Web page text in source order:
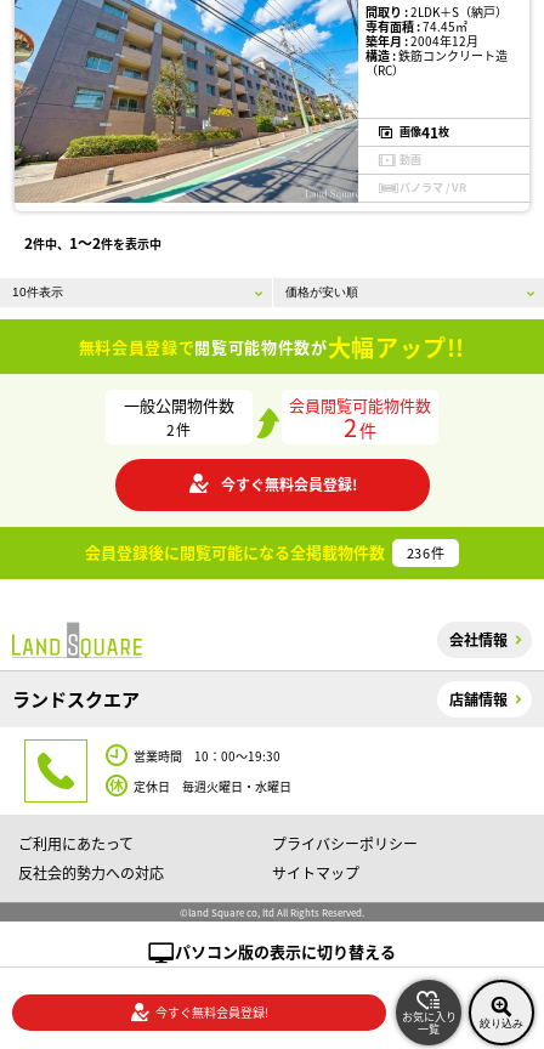
間取り :2LDK＋S（納戸）
専有面積 :74.45㎡
築年月 :2004年12月
構造 :鉄筋コンクリート造
（RC）
画像41枚
動画
パノラマ / VR
2件中、 1〜2件を表示中
無料会員登録で閲覧可能物件数が大幅アップ!!
一般公開物件数
2件
会員閲覧可能物件数
2件
今すぐ無料会員登録!
会員登録後に閲覧可能になる全掲載物件数 236件
会社情報
ランドスクエア 店舗情報
営業時間 10：00～19:30
定休日 毎週火曜日・水曜日
ご利用にあたって
プライバシーポリシー
反社会的勢力への対応
サイトマップ
©land Square co, ltd All Rights Reserved.
パソコン版の表示に切り替える
今すぐ無料会員登録! お気に入り
一覧 絞り込み